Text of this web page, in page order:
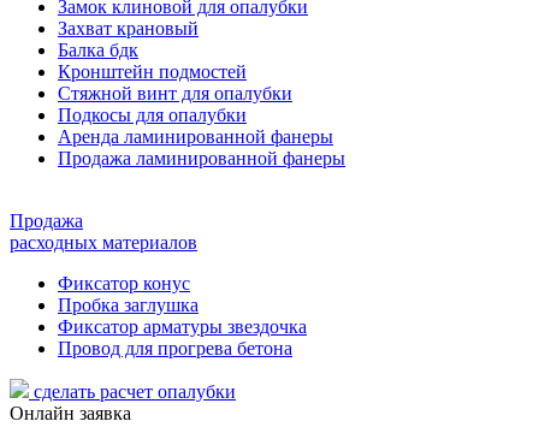
Замок клиновой для опалубки
Захват крановый
Балка бдк
Кронштейн подмостей
Стяжной винт для опалубки
Подкосы для опалубки
Аренда ламинированной фанеры
Продажа ламинированной фанеры
Продажа
расходных материалов
Фиксатор конус
Пробка заглушка
Фиксатор арматуры звездочка
Провод для прогрева бетона
сделать расчет опалубки
Онлайн заявка